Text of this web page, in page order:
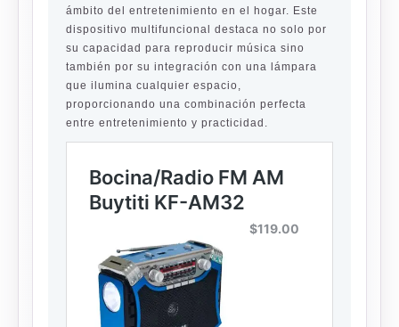
ámbito del entretenimiento en el hogar. Este
dispositivo multifuncional destaca no solo por
su capacidad para reproducir música sino
también por su integración con una lámpara
que ilumina cualquier espacio,
proporcionando una combinación perfecta
entre entretenimiento y practicidad.